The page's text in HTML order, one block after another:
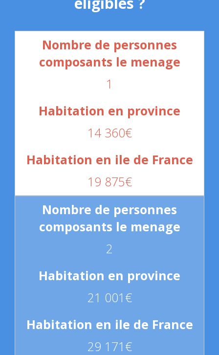
1
14 360€
19 875€
2
21 001€
29 171€